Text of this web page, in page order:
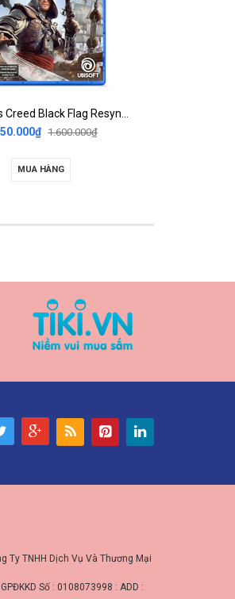
1.600.000₫
MUA HÀNG
Ty TNHH Dịch Vụ Và Thương Mại
GPĐKKD Số : 0108073998 : ADD :